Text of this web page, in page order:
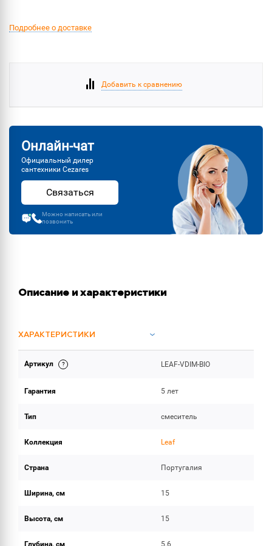
Подробнее о доставке
Добавить к сравнению
Онлайн-чат
Официальный дилер
сантехники Cezares
Связаться
Можно написать или
позвонить
Описание и характеристики
ХАРАКТЕРИСТИКИ
ОБЪЕМ ПОСТАВКИ
Артикул LEAF-VDIM-BIO
Гарантия 5 лет
Тип смеситель
Коллекция Leaf
Страна Португалия
Ширина, см 15
Высота, см 15
Глубина, см 5.6